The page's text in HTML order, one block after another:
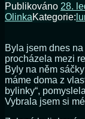
Publikováno 28.
OlinkaKategorie:
Byla jsem dnes
procházela mezi
Byly na něm
máme doma z
bylinky“,
Vybrala jsem si